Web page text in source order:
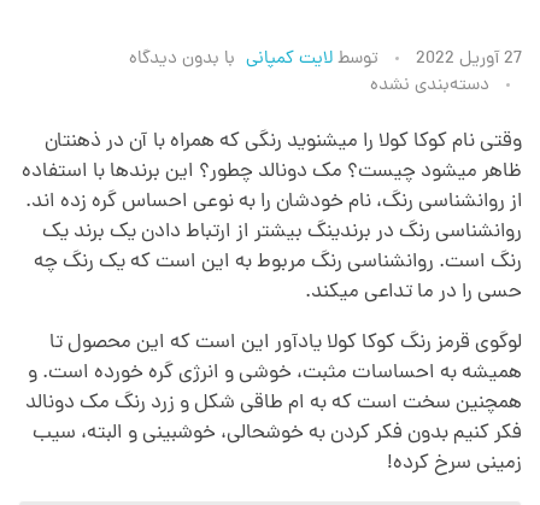
ر
و
ا
ن
ش
ن
ا
27 آوریل 2022 توسطلایت کمپانی با بدون دیدگاه
دسته‌بندی نشده
وقتی نام کوکا کولا را میشنوید رنگی که همراه با آن در ذهنتان
ظاهر میشود چیست؟ مک دونالد چطور؟ این برندها با استفاده
از روانشناسی رنگ، نام خودشان را به نوعی احساس گره زده اند.
روانشناسی رنگ در برندینگ بیشتر از ارتباط دادن یک برند یک
رنگ است. روانشناسی رنگ مربوط به این است که یک رنگ چه
حسی را در ما تداعی میکند.
لوگوی قرمز رنگ کوکا کولا یادآور این است که این محصول تا
همیشه به احساسات مثبت، خوشی و انرژی گره خورده است. و
همچنین سخت است که به ام طاقی شکل و زرد رنگ مک دونالد
فکر کنیم بدون فکر کردن به خوشحالی، خوشبینی و البته، سیب
زمینی سرخ کرده!